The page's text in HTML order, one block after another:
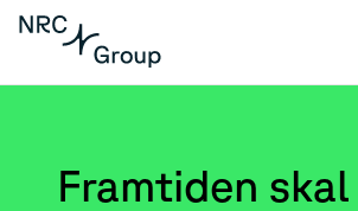
Framtiden skal